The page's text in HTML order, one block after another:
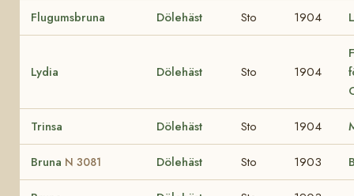
Flugumsbruna Dölehäst Sto 1904
Lydia Dölehäst Sto 1904
Trinsa Dölehäst Sto 1904
Bruna N 3081 Dölehäst Sto 1903